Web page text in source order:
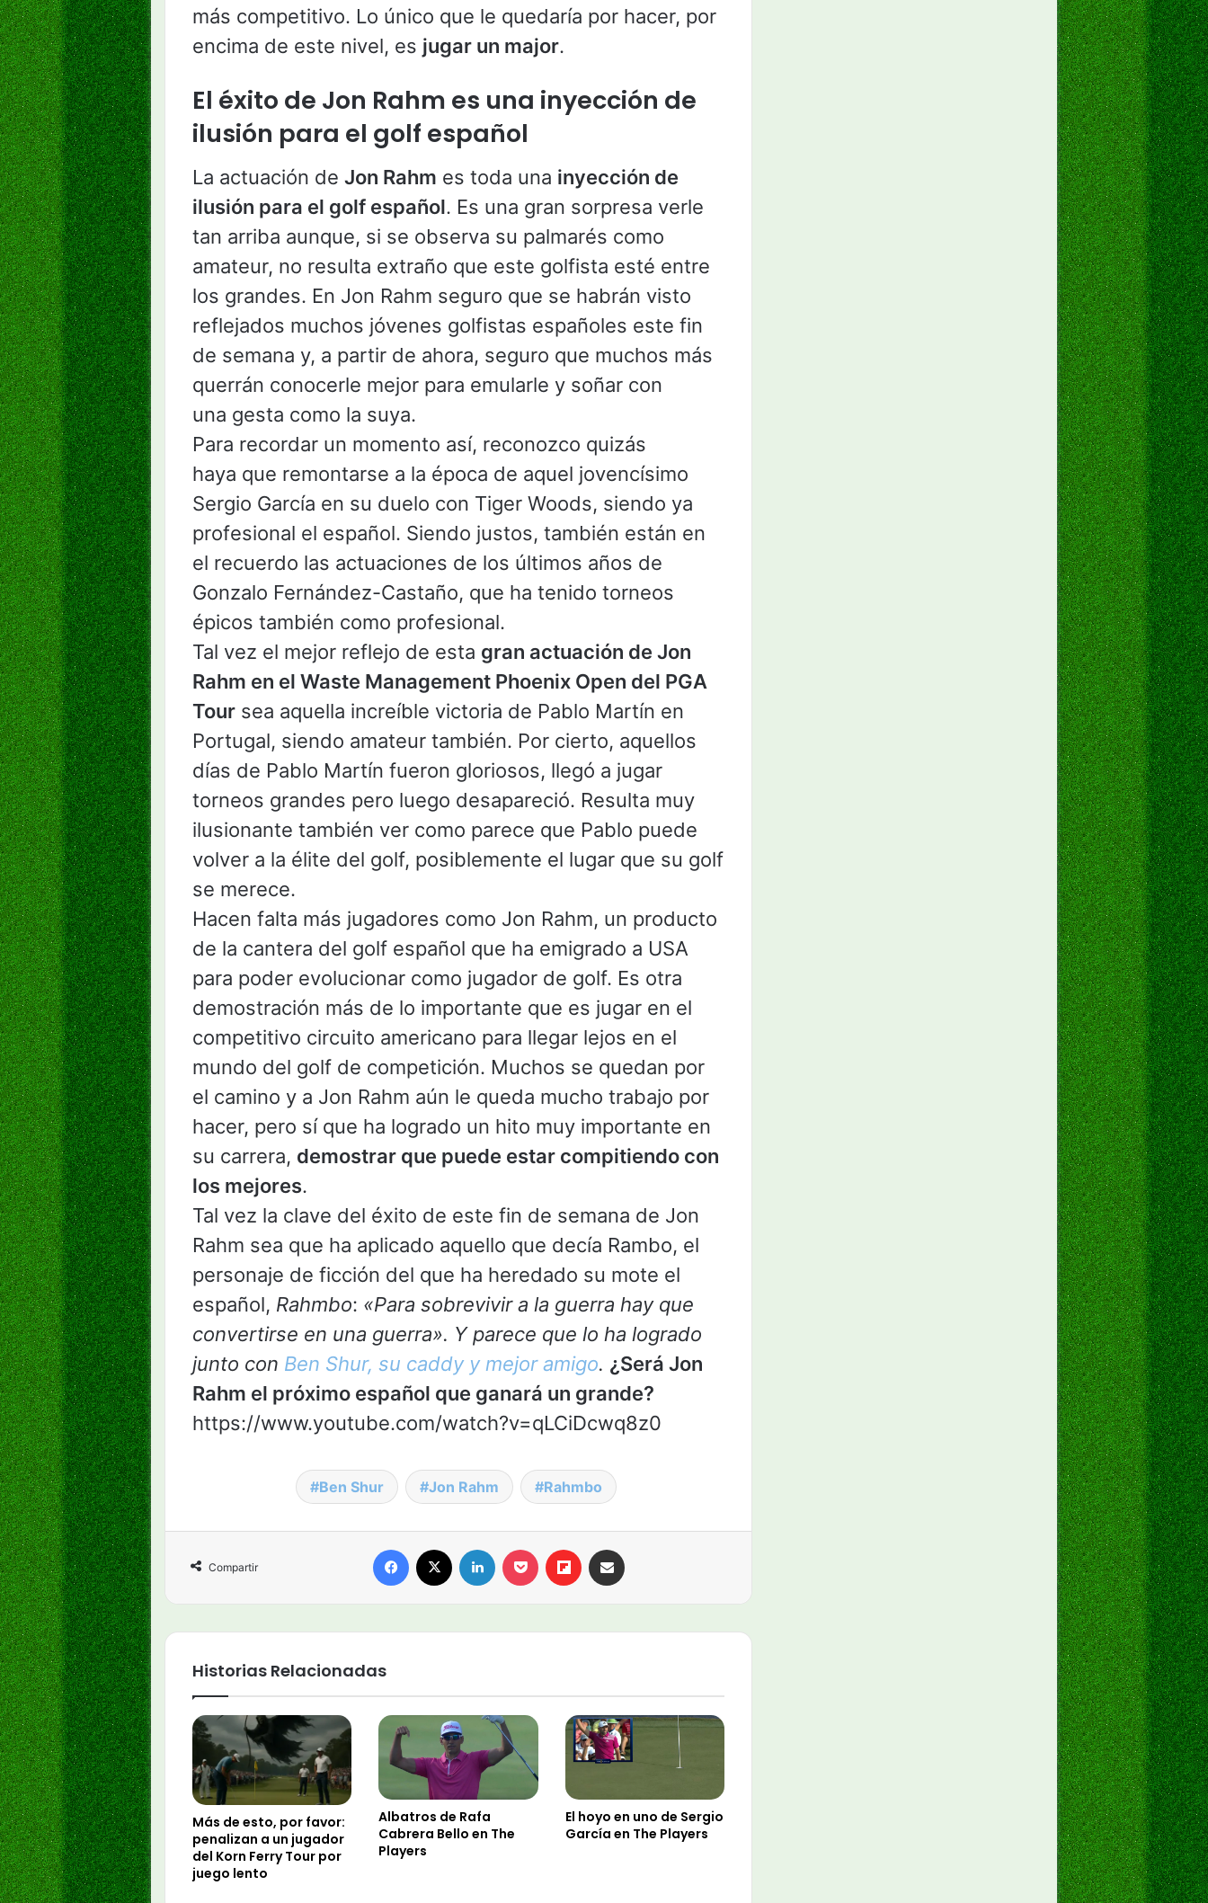
más competitivo. Lo único que le quedaría por hacer, por
encima de este nivel, es jugar un major.
El éxito de Jon Rahm es una inyección de
ilusión para el golf español
La actuación de Jon Rahm es toda una inyección de
ilusión para el golf español. Es una gran sorpresa verle
tan arriba aunque, si se observa su palmarés como
amateur, no resulta extraño que este golfista esté entre
los grandes. En Jon Rahm seguro que se habrán visto
reflejados muchos jóvenes golfistas españoles este fin
de semana y, a partir de ahora, seguro que muchos más
querrán conocerle mejor para emularle y soñar con
una gesta como la suya.
Para recordar un momento así, reconozco quizás
haya que remontarse a la época de aquel jovencísimo
Sergio García en su duelo con Tiger Woods, siendo ya
profesional el español. Siendo justos, también están en
el recuerdo las actuaciones de los últimos años de
Gonzalo Fernández-Castaño, que ha tenido torneos
épicos también como profesional.
Tal vez el mejor reflejo de esta gran actuación de Jon
Rahm en el Waste Management Phoenix Open del PGA
Tour sea aquella increíble victoria de Pablo Martín en
Portugal, siendo amateur también. Por cierto, aquellos
días de Pablo Martín fueron gloriosos, llegó a jugar
torneos grandes pero luego desapareció. Resulta muy
ilusionante también ver como parece que Pablo puede
volver a la élite del golf, posiblemente el lugar que su golf
se merece.
Hacen falta más jugadores como Jon Rahm, un producto
de la cantera del golf español que ha emigrado a USA
para poder evolucionar como jugador de golf. Es otra
demostración más de lo importante que es jugar en el
competitivo circuito americano para llegar lejos en el
mundo del golf de competición. Muchos se quedan por
el camino y a Jon Rahm aún le queda mucho trabajo por
hacer, pero sí que ha logrado un hito muy importante en
su carrera, demostrar que puede estar compitiendo con
los mejores.
Tal vez la clave del éxito de este fin de semana de Jon
Rahm sea que ha aplicado aquello que decía Rambo, el
personaje de ficción del que ha heredado su mote el
español, Rahmbo: «Para sobrevivir a la guerra hay que
convertirse en una guerra». Y parece que lo ha logrado
junto con Ben Shur, su caddy y mejor amigo. ¿Será Jon
Rahm el próximo español que ganará un grande?
https://www.youtube.com/watch?v=qLCiDcwq8z0
Ben Shur Jon Rahm Rahmbo
Compartir
Historias Relacionadas
Más de esto, por favor:
penalizan a un jugador
del Korn Ferry Tour por
juego lento
Albatros de Rafa
Cabrera Bello en The
Players
El hoyo en uno de Sergio
García en The Players